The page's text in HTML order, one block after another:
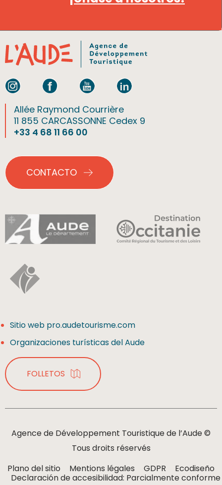
Allée Raymond Courrière
11 855 CARCASSONNE Cedex 9
+33 4 68 11 66 00
CONTACTO
Sitio web pro.audetourisme.com
Organizaciones turísticas del Aude
FOLLETOS
Agence de Développement Touristique de l’Aude ©
Tous droits réservés
Plano del sitio
Mentions légales GDPR
Ecodiseño
Declaración de accesibilidad: Parcialmente conforme